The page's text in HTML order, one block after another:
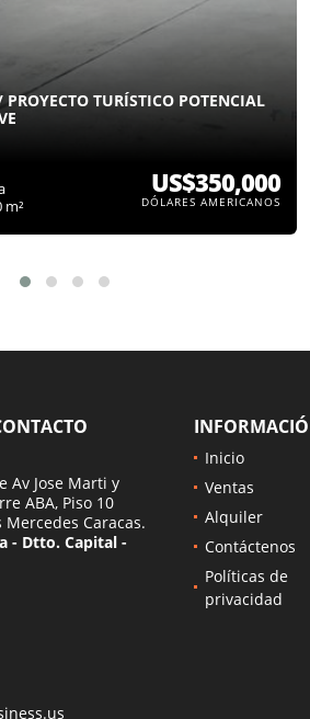
TURÍSTICO POTENCIAL
m²
US$350,000
DÓLARES AMERICANOS
Av Jose Marti y
ABA, Piso 10
Mercedes Caracas.
- Dtto. Capital -
Inicio
Ventas
Alquiler
Contáctenos
Políticas de
privacidad